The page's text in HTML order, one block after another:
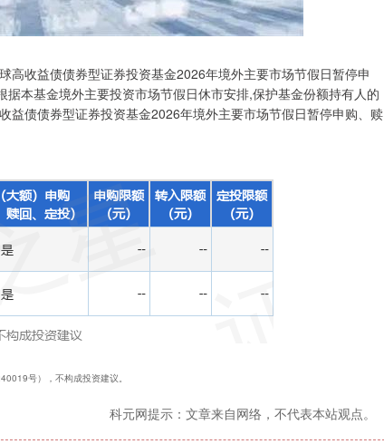
收益债债券型证券投资基金2026年境外主要市场节假日暂停申
本基金境外主要投资市场节假日休市安排,保护基金份额持有人的
益债债券型证券投资基金2026年境外主要市场节假日暂停申购、赎
号），不构成投资建议。
科元网提示：文章来自网络，不代表本站观点。